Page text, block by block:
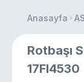
Anasayfa
Rotbaşı
17FI4530